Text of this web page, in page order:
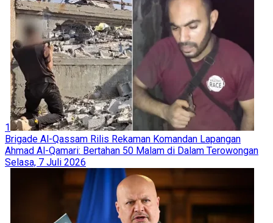
1
Brigade Al-Qassam Rilis Rekaman Komandan Lapangan
Ahmad Al-Qamari: Bertahan 50 Malam di Dalam Terowongan
Selasa, 7 Juli 2026